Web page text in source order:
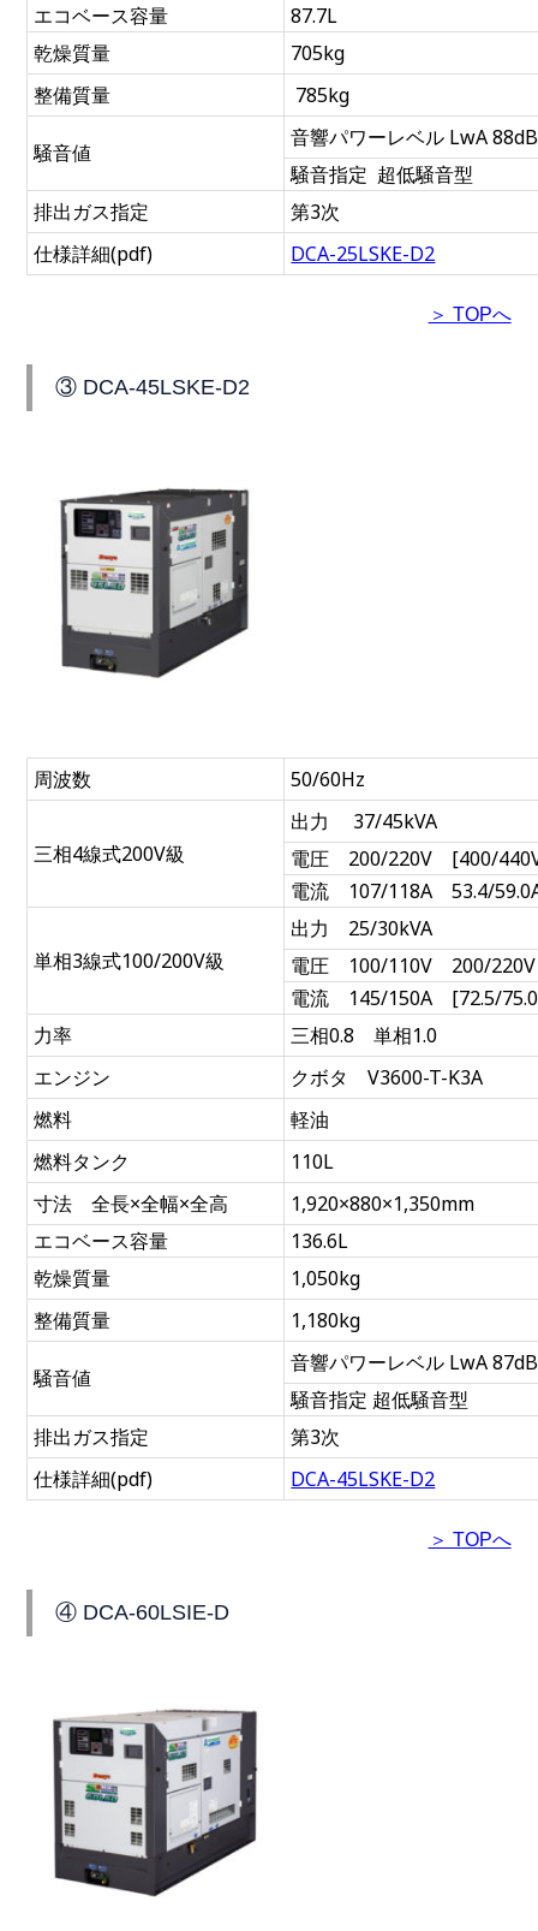
エコベース容量
87.7L
乾燥質量
705kg
整備質量
785kg
騒音値
音響パワーレベル LwA 88dB
騒音指定 超低騒音型
排出ガス指定
第3次
仕様詳細(pdf)
DCA-25LSKE-D2
＞ TOPへ
③ DCA-45LSKE-D2
周波数 50/60Hz
三相4線式200V級
出力 37/45kVA
電圧 200/220V [400/
電流 107/118A 53.4/
単相3線式100/200V級
出力 25/30kVA
電圧 100/110V 200/220V
電流 145/150A [72.5/
力率
三相0.8 単相1.0
エンジン
クボタ V3600-T-K3A
燃料
軽油
燃料タンク
110L
寸法 全長×全幅×全高
1,920×880×1,350mm
エコベース容量
136.6L
乾燥質量
1,050kg
整備質量
1,180kg
騒音値
音響パワーレベル LwA 87dB
騒音指定 超低騒音型
排出ガス指定
第3次
仕様詳細(pdf)
DCA-45LSKE-D2
＞ TOPへ
④ DCA-60LSIE-D